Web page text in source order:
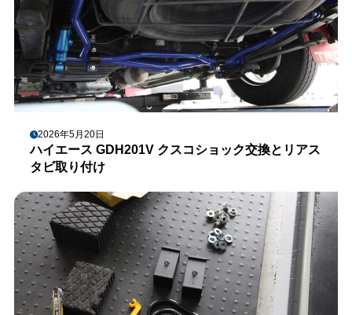
2026年5月20日
ハイエース GDH201V クスコショック交換とリアス
タビ取り付け